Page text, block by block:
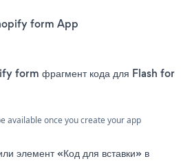
form App
form фрагмент кода для Flash for
available once you create your app
элемент «Код для вставки» в